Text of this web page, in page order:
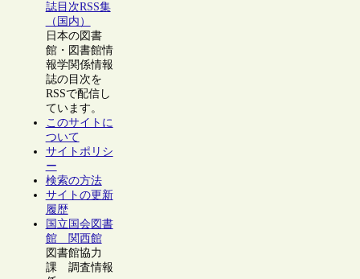
誌目次RSS集
（国内）
日本の図書
館・図書館情
報学関係情報
誌の目次を
RSSで配信し
ています。
このサイトに
ついて
サイトポリシ
ー
検索の方法
サイトの更新
履歴
国立国会図書
館 関西館
図書館協力
課 調査情報